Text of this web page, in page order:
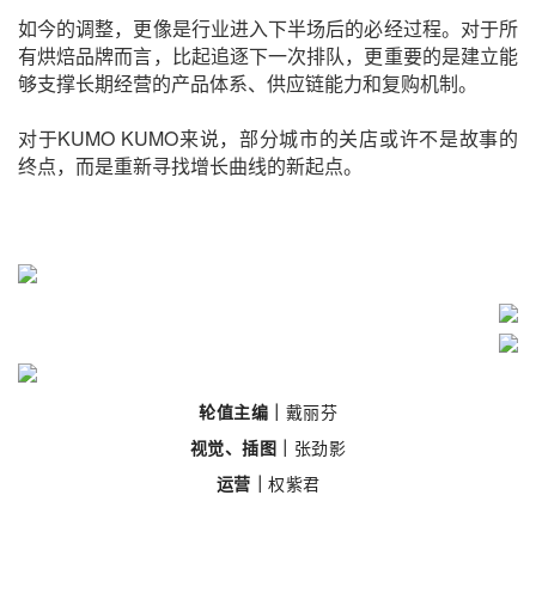
如今的调整，更像是行业进入下半场后的必经过程。对于所
有烘焙品牌而言，比起追逐下一次排队，更重要的是建立能
够支撑长期经营的产品体系、供应链能力和复购机制。
对于KUMO KUMO来说， 部分城市的关店或许不是故事的
终点，而是重新寻找增长曲线的新起点。
轮值主编｜ 戴丽芬
视觉、插图｜ 张劲影
运营｜ 权紫君